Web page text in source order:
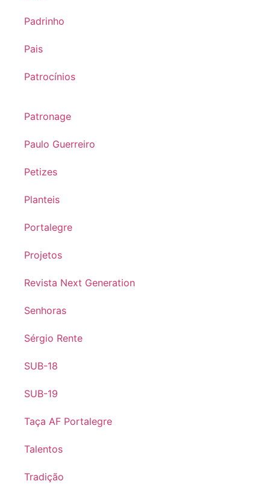
Padrinho
Pais
Patrocínios
Patronage
Paulo Guerreiro
Petizes
Planteis
Portalegre
Projetos
Revista Next Generation
Senhoras
Sérgio Rente
SUB-18
SUB-19
Taça AF Portalegre
Talentos
Tradição